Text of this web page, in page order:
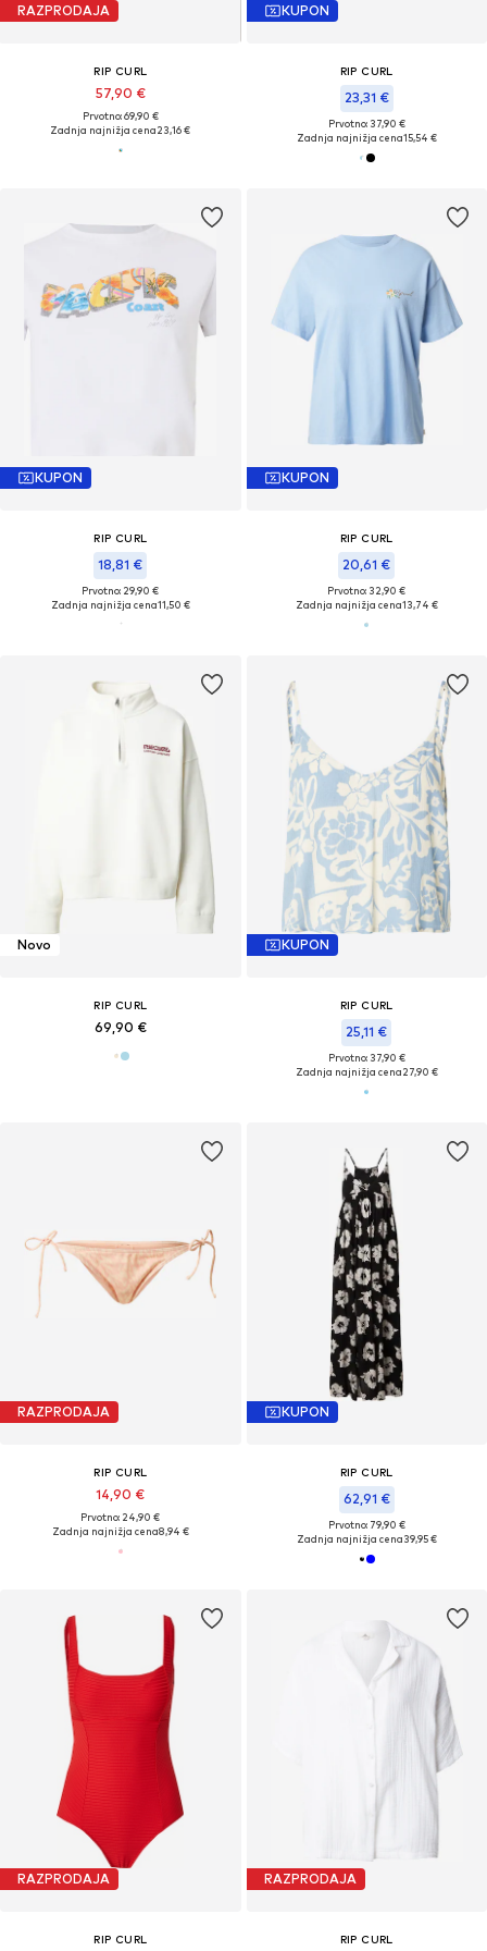
RAZPRODAJA
RIP CURL
57,90 €
Prvotno: 69,90 €
Zadnja najnižja cena23,16 €
KUPON
RIP CURL
23,31 €
Prvotno: 37,90 €
Zadnja najnižja cena15,54 €
KUPON
RIP CURL
18,81 €
Prvotno: 29,90 €
Zadnja najnižja cena11,50 €
KUPON
RIP CURL
20,61 €
Prvotno: 32,90 €
Zadnja najnižja cena13,74 €
Novo
RIP CURL
69,90 €
KUPON
RIP CURL
25,11 €
Prvotno: 37,90 €
Zadnja najnižja cena27,90 €
RAZPRODAJA
RIP CURL
14,90 €
Prvotno: 24,90 €
Zadnja najnižja cena8,94 €
KUPON
RIP CURL
62,91 €
Prvotno: 79,90 €
Zadnja najnižja cena39,95 €
RAZPRODAJA
RIP CURL
RAZPRODAJA
RIP CURL